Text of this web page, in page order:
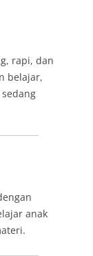
rapi, dan
belajar,
anak